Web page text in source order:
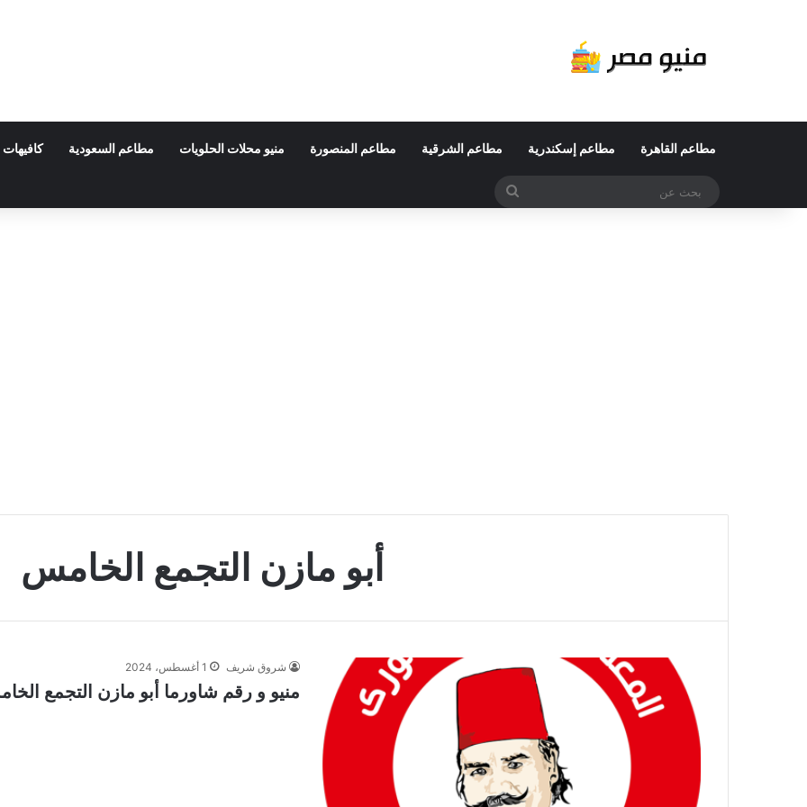
مطاعم القاهرة مطاعم إسكندرية مطاعم الشرقية مطاعم المنصورة منيو محلات الحلويات مطاعم السعودية
أبو مازن التجمع الخامس
شروق شريف 1 أغسطس، 2024
منيو و رقم شاورما أبو مازن التجمع الخامس